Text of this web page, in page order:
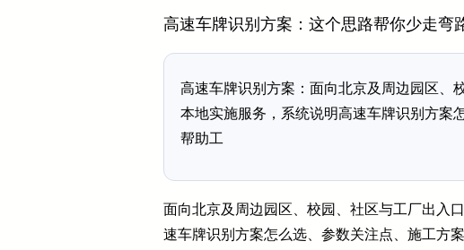
高速车牌识别方案：这个思路帮你少走弯
高速车牌识别方案：面向北京及周边园区、
本地实施服务，系统说明高速车牌识别方案
帮助工
面向北京及周边园区、校园、社区与工厂出入
速车牌识别方案怎么选、参数关注点、施工方